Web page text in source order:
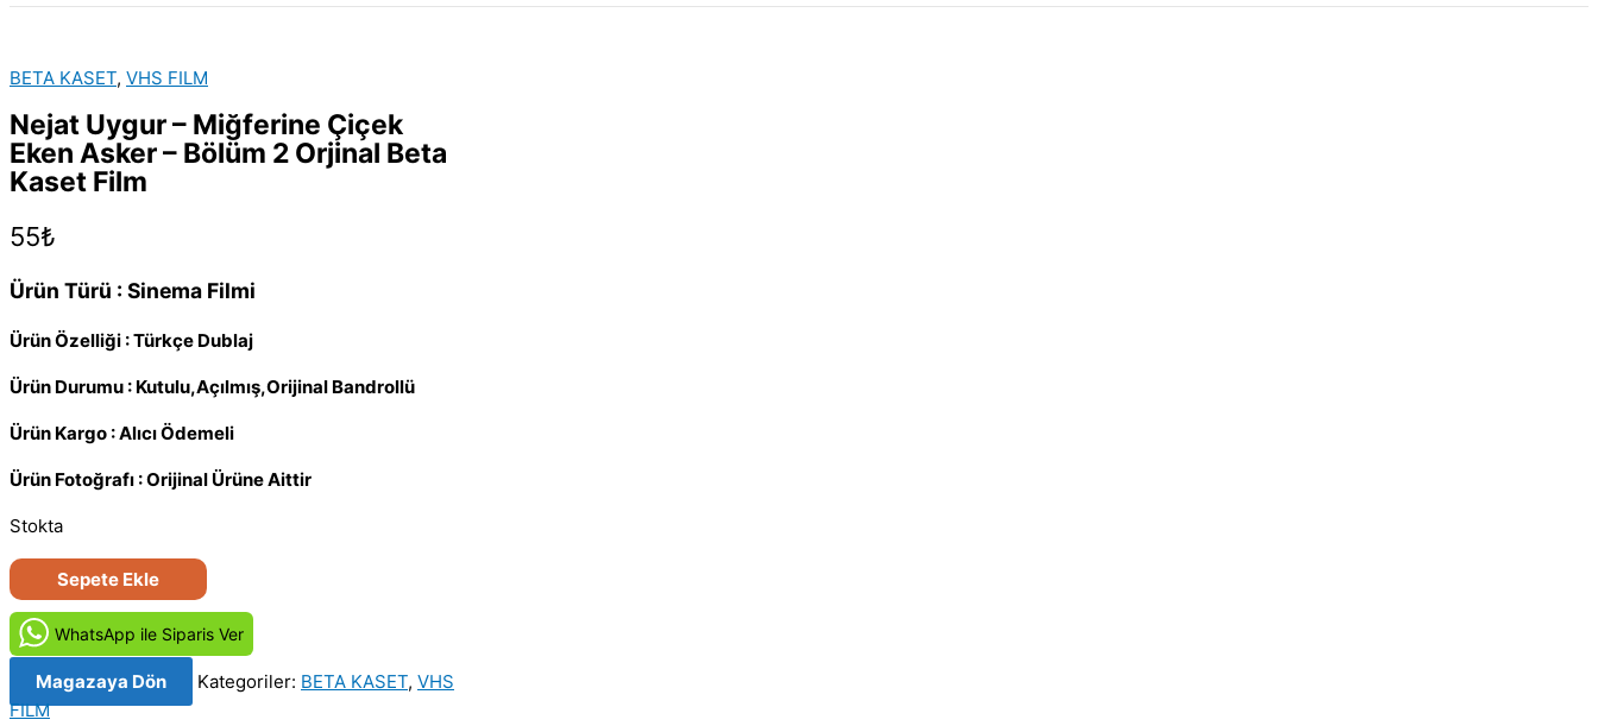
BETA KASET, VHS FILM
Nejat Uygur – Miğferine Çiçek
Eken Asker – Bölüm 2 Orjinal Beta
Kaset Film
55₺
Ürün Türü : Sinema Filmi
Ürün Özelliği : Türkçe Dublaj
Ürün Durumu : Kutulu,Açılmış,Orijinal Bandrollü
Ürün Kargo : Alıcı Ödemeli
Ürün Fotoğrafı : Orijinal Ürüne Aittir
Stokta
Nejat
Uygur
Miğferine
Çiçek
Eken
Sepete Ekle
WhatsApp ile Siparis Ver
Magazaya Dön Kategoriler: BETA KASET, VHS
FILM